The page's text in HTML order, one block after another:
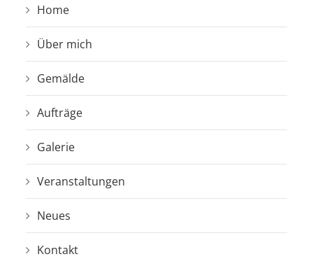
Home
Über mich
Gemälde
Aufträge
Galerie
Veranstaltungen
Neues
Kontakt